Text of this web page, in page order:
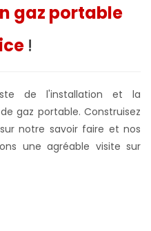
gaz portable
!
de l'installation et la
gaz portable. Construisez
notre savoir faire et nos
une agréable visite sur